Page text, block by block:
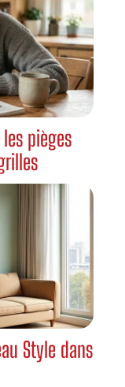
pièges
Style dans